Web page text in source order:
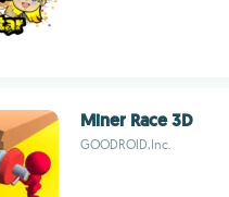
Miner Race 3D
GOODROID,Inc.